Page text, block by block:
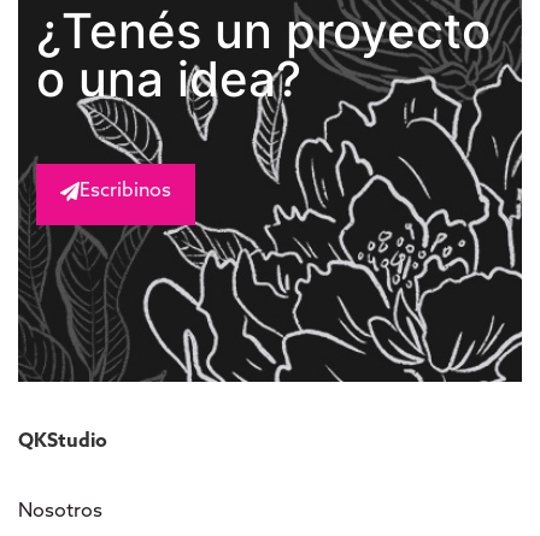
¿Tenés un proyecto
o una idea?
Escribinos
QKStudio
Nosotros